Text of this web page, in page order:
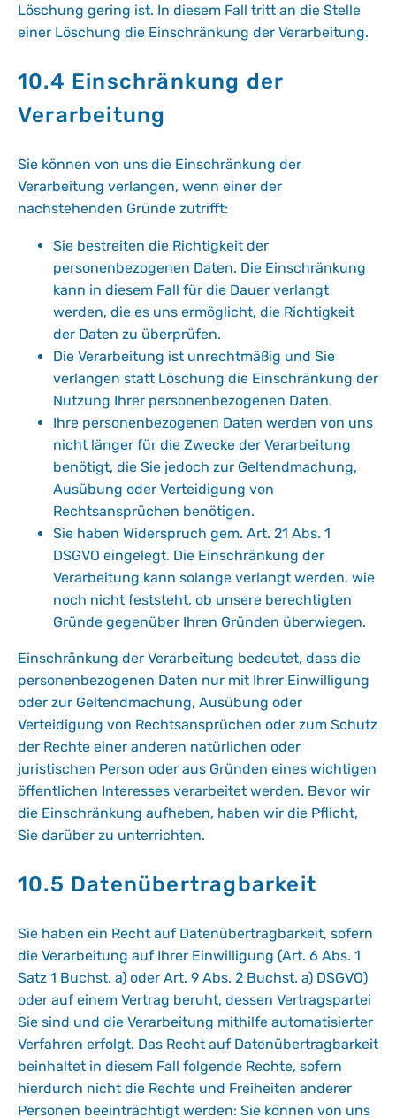
Löschung gering ist. In diesem Fall tritt an die Stelle
einer Löschung die Einschränkung der Verarbeitung.
10.4 Einschränkung der
Verarbeitung
Sie können von uns die Einschränkung der
Verarbeitung verlangen, wenn einer der
nachstehenden Gründe zutrifft:
Sie bestreiten die Richtigkeit der
personenbezogenen Daten. Die Einschränkung
kann in diesem Fall für die Dauer verlangt
werden, die es uns ermöglicht, die Richtigkeit
der Daten zu überprüfen.
Die Verarbeitung ist unrechtmäßig und Sie
verlangen statt Löschung die Einschränkung der
Nutzung Ihrer personenbezogenen Daten.
Ihre personenbezogenen Daten werden von uns
nicht länger für die Zwecke der Verarbeitung
benötigt, die Sie jedoch zur Geltendmachung,
Ausübung oder Verteidigung von
Rechtsansprüchen benötigen.
Sie haben Widerspruch gem. Art. 21 Abs. 1
DSGVO eingelegt. Die Einschränkung der
Verarbeitung kann solange verlangt werden, wie
noch nicht feststeht, ob unsere berechtigten
Gründe gegenüber Ihren Gründen überwiegen.
Einschränkung der Verarbeitung bedeutet, dass die
personenbezogenen Daten nur mit Ihrer Einwilligung
oder zur Geltendmachung, Ausübung oder
Verteidigung von Rechtsansprüchen oder zum Schutz
der Rechte einer anderen natürlichen oder
juristischen Person oder aus Gründen eines wichtigen
öffentlichen Interesses verarbeitet werden. Bevor wir
die Einschränkung aufheben, haben wir die Pflicht,
Sie darüber zu unterrichten.
10.5 Datenübertragbarkeit
Sie haben ein Recht auf Datenübertragbarkeit, sofern
die Verarbeitung auf Ihrer Einwilligung (Art. 6 Abs. 1
Satz 1 Buchst. a) oder Art. 9 Abs. 2 Buchst. a) DSGVO)
oder auf einem Vertrag beruht, dessen Vertragspartei
Sie sind und die Verarbeitung mithilfe automatisierter
Verfahren erfolgt. Das Recht auf Datenübertragbarkeit
beinhaltet in diesem Fall folgende Rechte, sofern
hierdurch nicht die Rechte und Freiheiten anderer
Personen beeinträchtigt werden: Sie können von uns